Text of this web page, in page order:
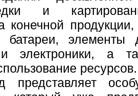
и
конечной
батареи, элементы
и электроники, а
ресурсов.
представляет